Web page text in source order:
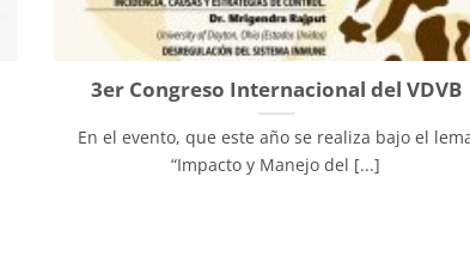
3er Congreso Internacional del VDVB
En el evento, que este año se realiza bajo el
“Impacto y Manejo del [...]